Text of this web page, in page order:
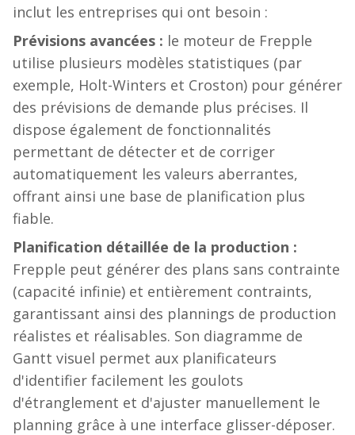
inclut les entreprises qui ont besoin :
Prévisions avancées : le moteur de Frepple
utilise plusieurs modèles statistiques (par
exemple, Holt-Winters et Croston) pour générer
des prévisions de demande plus précises. Il
dispose également de fonctionnalités
permettant de détecter et de corriger
automatiquement les valeurs aberrantes,
offrant ainsi une base de planification plus
fiable.
Planification détaillée de la production :
Frepple peut générer des plans sans contrainte
(capacité infinie) et entièrement contraints,
garantissant ainsi des plannings de production
réalistes et réalisables. Son diagramme de
Gantt visuel permet aux planificateurs
d'identifier facilement les goulots
d'étranglement et d'ajuster manuellement le
planning grâce à une interface glisser-déposer.